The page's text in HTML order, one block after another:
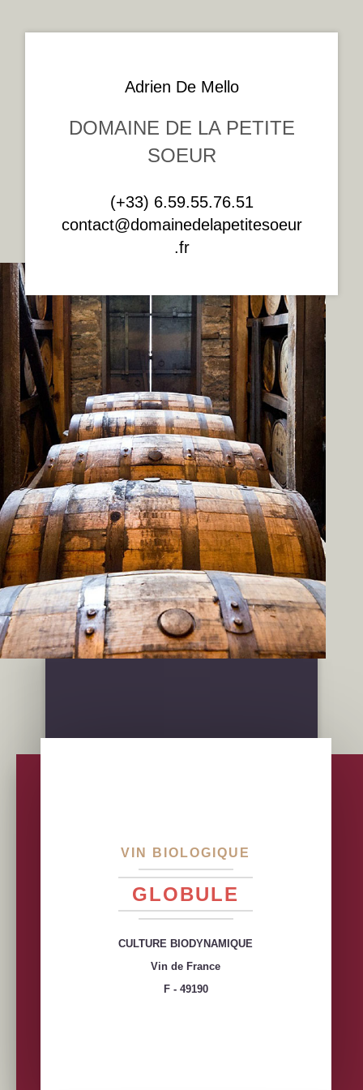
Adrien De Mello
DOMAINE DE LA PETITE
SOEUR
(+33) 6.59.55.76.51
contact@domainedelapetitesoeur
.fr
VIN BIOLOGIQUE
GLOBULE
CULTURE BIODYNAMIQUE
Vin de France
F - 49190